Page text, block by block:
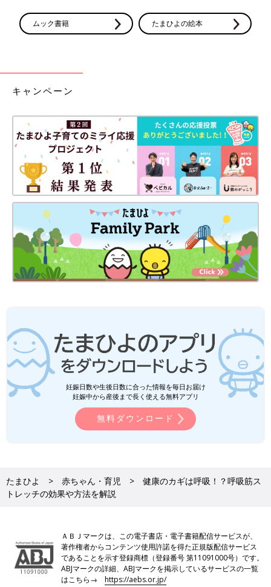
ムック書籍 たまひよの絵本
キャンペーン
妊娠日数や生後日数に合った情報を毎日お届け
妊娠中から産後まで長く使える無料アプリ
無料ダウンロード
たまひよ 赤ちゃん・育児
健康のカギは呼吸！？呼吸筋ス
トレッチの効果や方法を解説
ＡＢＪマークは、この電子書店・電子書籍配信サービスが、
著作権者からコンテンツ使用許諾を得た正規版配信サービス
であることを示す登録商標（登録番号 第11091000号）です。
ABJマークの詳細、ABJマークを掲示しているサービスの一覧
はこちら→https://aebs.or.jp/